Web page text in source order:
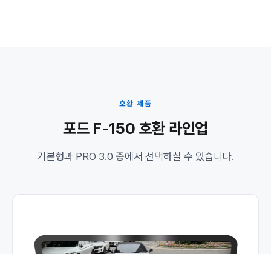
호환 제품
포드 F-150 호환 라인업
기본형과 PRO 3.0 중에서 선택하실 수 있습니다.